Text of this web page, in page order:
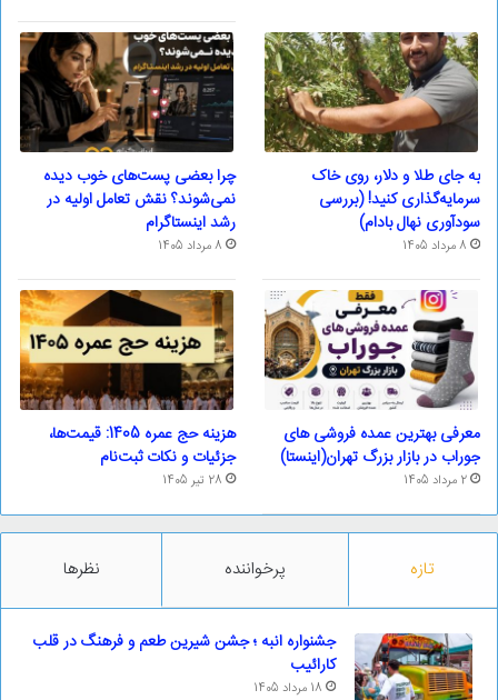
به جای طلا و دلار، روی خاک
سرمایه‌گذاری کنید! (بررسی
سودآوری نهال بادام)
8 مرداد 1405
چرا بعضی پست‌های خوب دیده
نمی‌شوند؟ نقش تعامل اولیه در
رشد اینستاگرام
8 مرداد 1405
معرفی بهترین عمده فروشی های
جوراب در بازار بزرگ تهران(اینستا)
2 مرداد 1405
هزینه حج عمره 1405: قیمت‌ها،
جزئیات و نکات ثبت‌نام
28 تیر 1405
تازه پرخواننده نظرها
جشنواره انبه ؛ جشن شیرین طعم و فرهنگ در قلب
کارائیب
18 مرداد 1405